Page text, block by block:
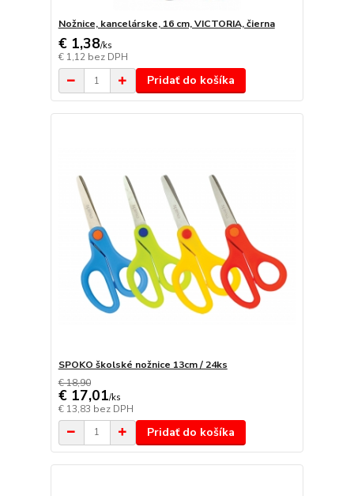
Nožnice, kancelárske, 16 cm, VICTORIA, čierna
€ 1,38/ks
€ 1,12 bez DPH
Pridať do košíka
SPOKO školské nožnice 13cm / 24ks
€ 18,90
€ 17,01/ks
€ 13,83 bez DPH
Pridať do košíka